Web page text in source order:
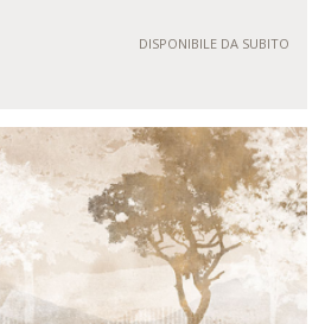
DISPONIBILE DA SUBITO